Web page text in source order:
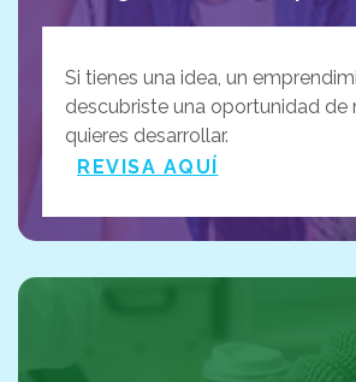
Si tienes una idea, un
descubriste una oportunidad de
quieres desarrollar.
REVISA AQUÍ